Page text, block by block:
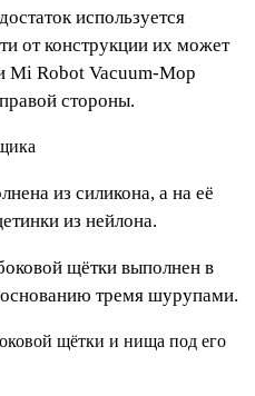
используется
от конструкции их может
Mi Robot Vacuum-Mop
стороны.
из силикона, а на её
из нейлона.
щётки выполнен в
тремя шурупами.